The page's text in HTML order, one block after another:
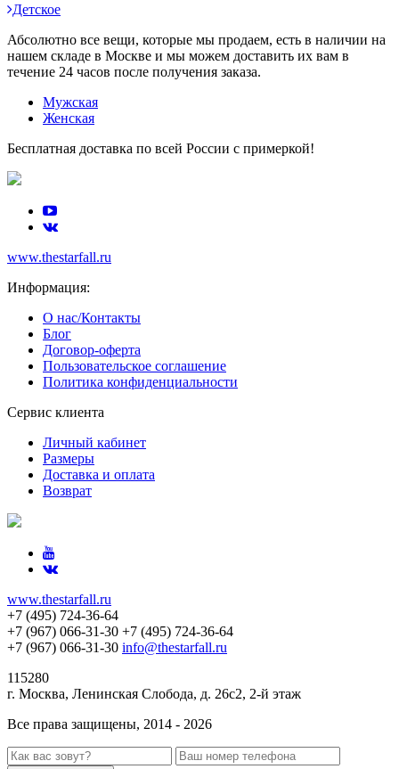
Детское
Абсолютно все вещи, которые мы продаем, есть в наличии на
нашем складе в Москве и мы можем доставить их вам в
течение 24 часов после получения заказа.
Мужская
Женская
Бесплатная доставка по всей России с примеркой!
www.thestarfall.ru
Информация:
О нас/Контакты
Блог
Договор-оферта
Пользовательское соглашение
Политика конфиденциальности
Сервис клиента
Личный кабинет
Размеры
Доставка и оплата
Возврат
www.thestarfall.ru
+7 (495) 724-36-64
+7 (967) 066-31-30 +7 (495) 724-36-64
+7 (967) 066-31-30 info@thestarfall.ru
115280
г. Москва, Ленинская Слобода, д. 26с2, 2-й этаж
Все права защищены, 2014 - 2026